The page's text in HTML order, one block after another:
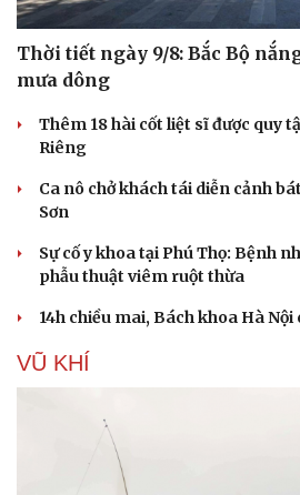
Thời tiết ngày 9/8: Bắc Bộ
mưa dông
Thêm 18 hài cốt liệt sĩ được quy
Riêng
Ca nô chở khách tái diễn cảnh
Sơn
Sự cố y khoa tại Phú Thọ: Bệnh
phẫu thuật viêm ruột thừa
14h chiều mai, Bách khoa Hà
VŨ KHÍ